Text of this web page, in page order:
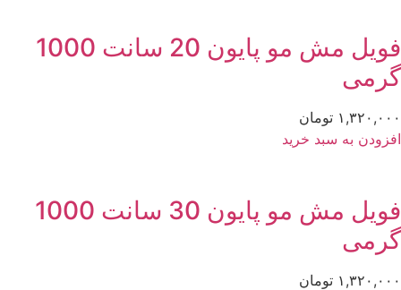
فویل مش مو پایون 20 سانت 1000
تومان
به سبد خرید
فویل مش مو پایون 30 سانت 1000
تومان